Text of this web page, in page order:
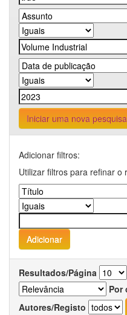
Iniciar uma nova pesquisa
Adicionar filtros:
Utilizar filtros para refinar o
Resultados/Página
Por
Autores/Registo